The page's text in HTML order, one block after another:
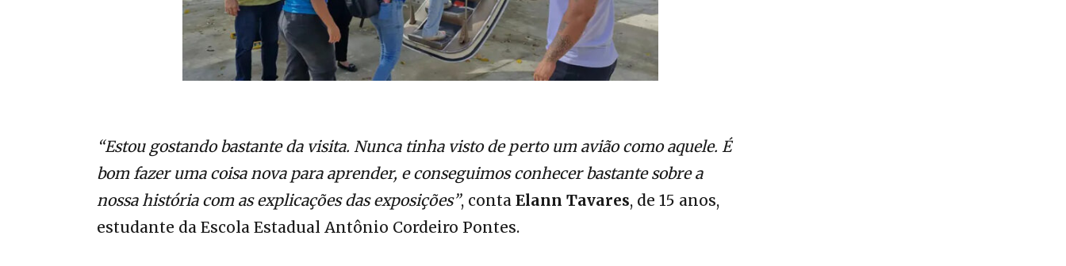
“Estou gostando bastante da visita. Nunca tinha visto de perto um avião como aquele. É
bom fazer uma coisa nova para aprender, e conseguimos conhecer bastante sobre a
nossa história com as explicações das exposições”, conta Elann Tavares, de 15 anos,
estudante da Escola Estadual Antônio Cordeiro Pontes.